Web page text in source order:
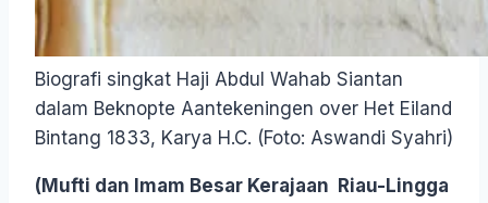
Biografi singkat Haji Abdul Wahab Siantan
dalam Beknopte Aantekeningen over Het Eiland
Bintang 1833, Karya H.C. (Foto: Aswandi Syahri)
(Mufti dan Imam Besar Kerajaan Riau-Lingga